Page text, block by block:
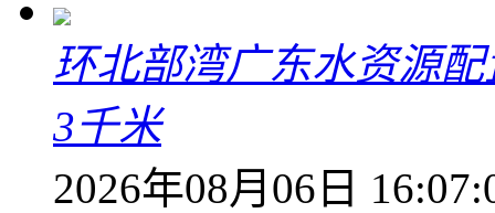
环北部湾广东水资源
3千米
2026年08月06日